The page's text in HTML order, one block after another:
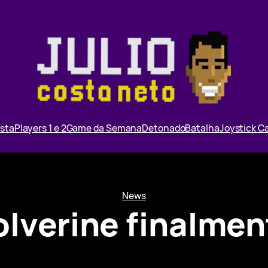
Players 1 e 2Game da SemanaDetonadoBatalhaJoystick
News